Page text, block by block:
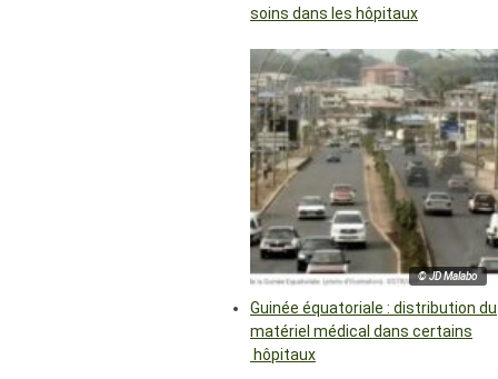
soins dans les hôpitaux
© JD Malabo
Guinée équatoriale : distribution du
matériel médical dans certains
hôpitaux